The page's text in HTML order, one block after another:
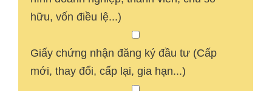
hữu, vốn điều lệ...)
Giấy chứng nhận đăng ký đầu tư (Cấp
mới, thay đổi, cấp lại, gia hạn...)